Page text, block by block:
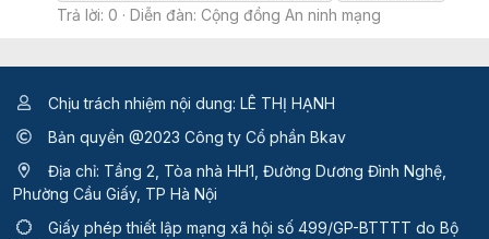
Trả lời: 0
Diễn đàn: Cộng đồng An ninh mạng
Chịu trách nhiệm nội dung: LÊ THỊ HẠNH
Bản quyền @2023 Công ty Cổ phần Bkav
Địa chỉ: Tầng 2, Tòa nhà HH1, Đường Dương Đình Nghệ,
Phường Cầu Giấy, TP Hà Nội
Giấy phép thiết lập mạng xã hội số 499/GP-BTTTT do Bộ